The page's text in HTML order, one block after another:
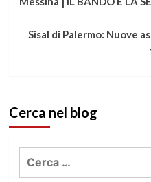
leggere
Sisal di Palermo: Nuove
Cerca nel blog